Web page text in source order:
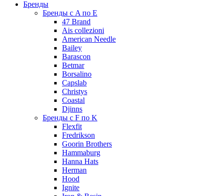
Бренды
Бренды с A по E
47 Brand
Ais collezioni
American Needle
Bailey
Barascon
Betmar
Borsalino
Capslab
Christys
Coastal
Djinns
Бренды с F по K
Flexfit
Fredrikson
Goorin Brothers
Hammaburg
Hanna Hats
Herman
Hood
Ignite